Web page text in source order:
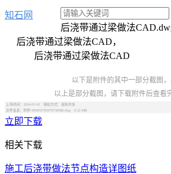
知石网
后浇带通过梁做法
后浇带通过梁做法CAD，
后浇带通过梁做法CAD
以下是附件的其中一部分截图
以上是部分截图，请下载附件后查看
上传时间：2024-01-02 授权方式：资料共享
文件信息：附件-995955785978758588.dwg 0.22 MB
立即下载
相关下载
施工后浇带做法节点构造详图纸